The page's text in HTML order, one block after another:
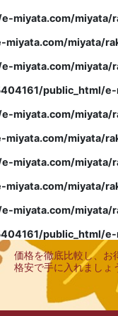
miyata.com/miyata/
miyata/
miyata.com/miyata/
public_html/
miyata.com/miyata/
miyata/
miyata.com/miyata/
miyata/
miyata.com/miyata/
public_html/
価格を徹底比較し、お
格安で手に入れましょ